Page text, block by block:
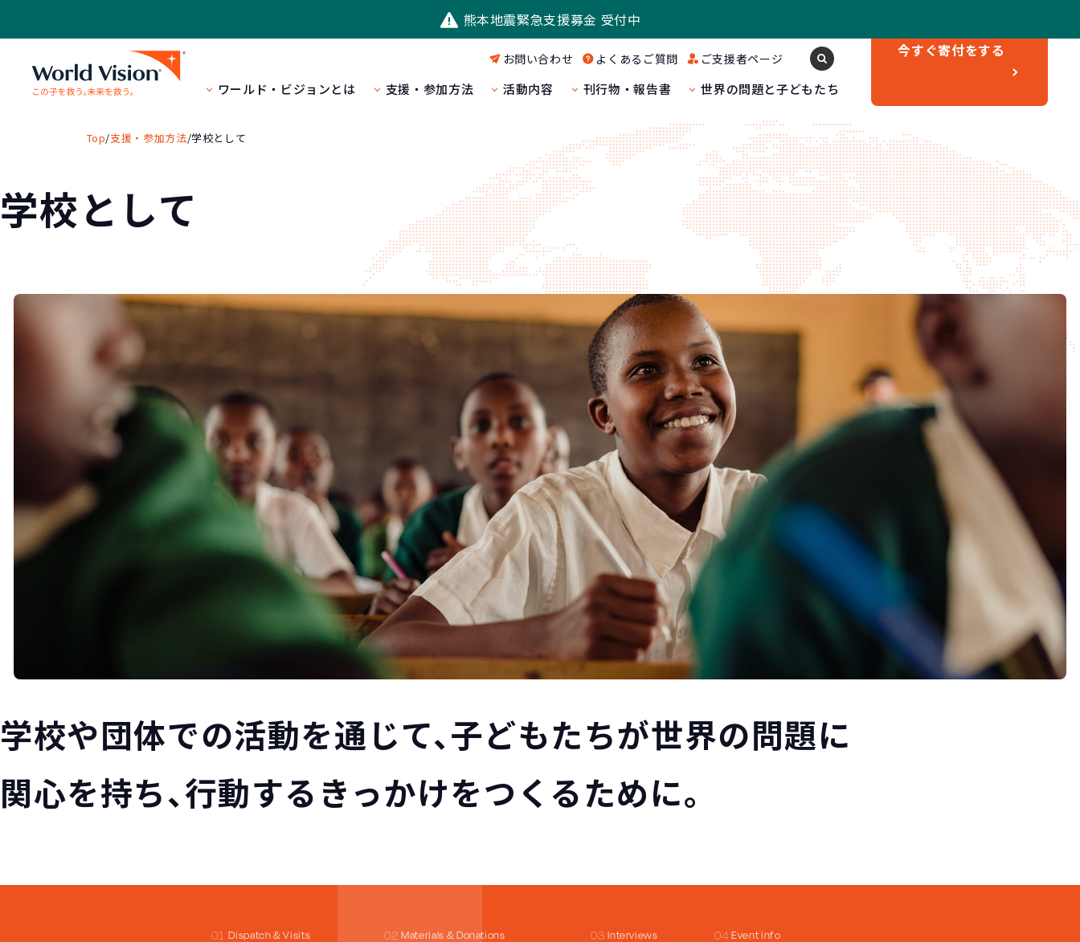
熊本地震緊急支援募金 受付中
お問い合わせ よくあるご質問 ご支援者ページ
ワールド・ビジョンとは 支援・参加方法 活動内容 刊行物・報告書 世界の問題と子どもたち
今すぐ寄付をする
Top/支援・参加方法/学校として
学校として
学校や団体での活動を通じて、子どもたちが世界の問題に
関心を持ち、行動するきっかけをつくるために。
Dispatch & Visits Materials & Donations Interviews Event info